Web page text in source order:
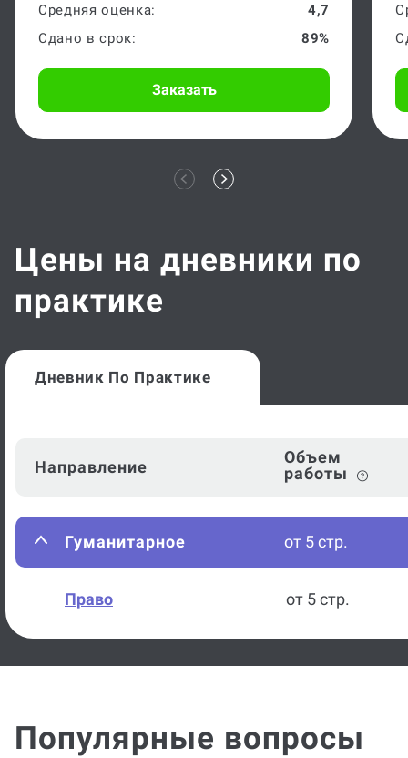
Средняя оценка:
4,7
Сдано в срок:
89%
Заказать
Цены на дневники по
практике
Дневник По Практике
Направление
Объем
работы
Гуманитарное от 5 стр.
Право от 5 стр.
Популярные вопросы